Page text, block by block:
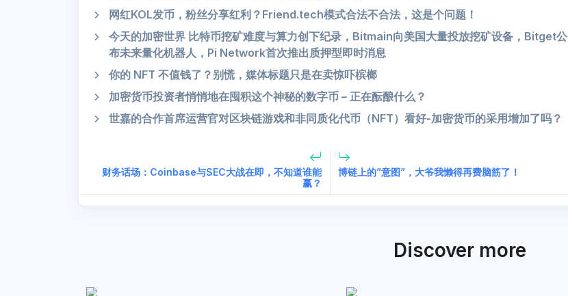
网红KOL发币，粉丝分享红利？Friend.tech模式合法不合法，这是个问题！
今天的加密世界 比特币挖矿难度与算力创下纪录，Bitmain向美国大量投放挖矿设备，Bitget公
布未来量化机器人，Pi Network首次推出质押型即时消息
你的 NFT 不值钱了？别慌，媒体标题只是在卖惊吓槟榔
加密货币投资者悄悄地在囤积这个神秘的数字币 – 正在酝酿什么？
世嘉的合作首席运营官对区块链游戏和非同质化代币（NFT）看好-加密货币的采用增加了吗？
财务话场：Coinbase与SEC大战在即，不知道谁能
赢？
博链上的”意图”，大爷我懒得再费脑筋了！
Discover more